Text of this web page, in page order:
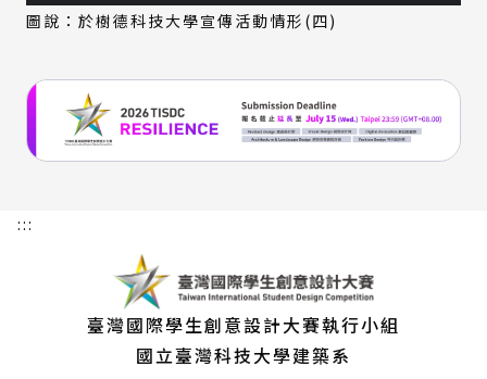
圖說：於樹德科技大學宣傳活動情形(四)
:::
臺灣國際學生創意設計大賽執行小組
國立臺灣科技大學建築系